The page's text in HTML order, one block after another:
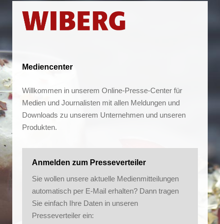
Mediencenter
Willkommen in unserem Online-Presse-Center für
Medien und Journalisten mit allen Meldungen und
Downloads zu unserem Unternehmen und unseren
Produkten.
Anmelden zum Presseverteiler
Sie wollen unsere aktuelle Medienmitteilungen
automatisch per E-Mail erhalten? Dann tragen
Sie einfach Ihre Daten in unseren
Presseverteiler ein: